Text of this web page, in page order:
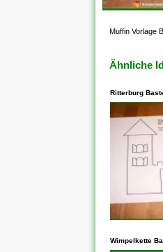
Muffin Vorlage
Ähnliche
Ritterburg
dieses
Wimpelkette